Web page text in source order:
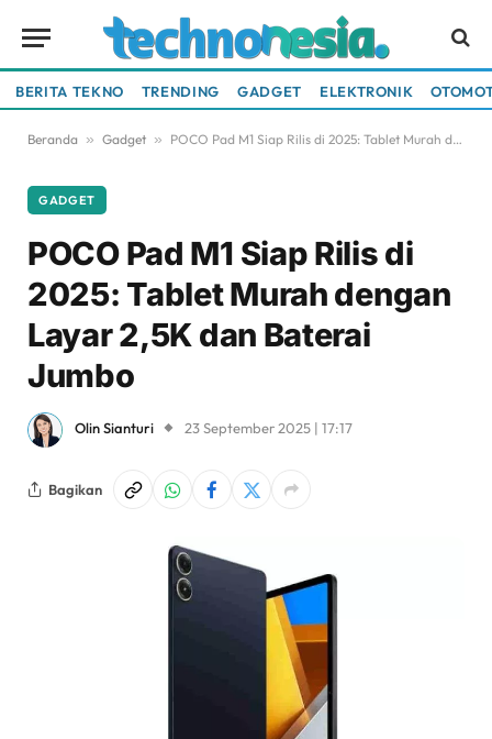
BERITA TEKNO TRENDING GADGET ELEKTRONIK
Beranda » Gadget » POCO Pad M1 Siap Rilis di 2025: Tablet Murah dengan Layar 2,5K dan Baterai Jumbo
GADGET
POCO Pad M1 Siap Rilis di
2025: Tablet Murah dengan
Layar 2,5K dan Baterai
Jumbo
Olin Sianturi 23 September 2025 | 17:17
Bagikan